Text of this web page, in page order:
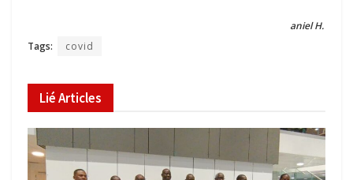
aniel H.
Tags:
covid
LiéArticles